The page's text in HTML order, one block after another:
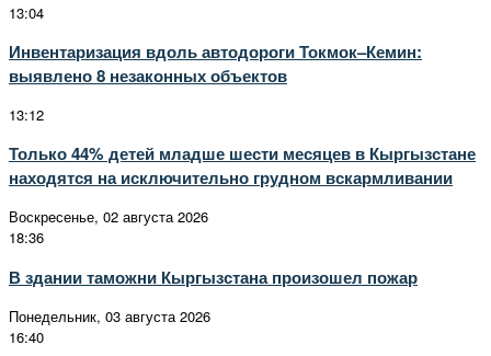
13:04
Инвентаризация вдоль автодороги Токмок–Кемин:
выявлено 8 незаконных объектов
13:12
Только 44% детей младше шести месяцев в Кыргызстане
находятся на исключительно грудном вскармливании
Воскресенье, 02 августа 2026
18:36
В здании таможни Кыргызстана произошел пожар
Понедельник, 03 августа 2026
16:40